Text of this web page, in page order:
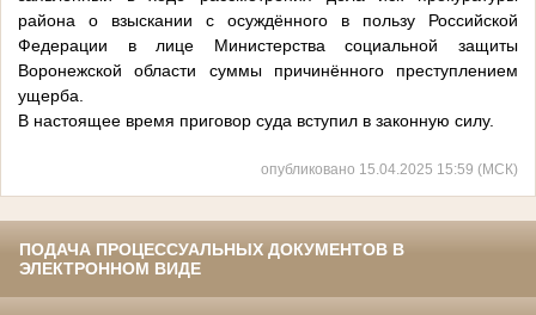
района о взыскании с осуждённого в пользу Российской
Федерации в лице Министерства социальной защиты
Воронежской области суммы причинённого преступлением
ущерба.
В настоящее время приговор суда вступил в законную силу.
опубликовано 15.04.2025 15:59 (МСК)
ПОДАЧА ПРОЦЕССУАЛЬНЫХ ДОКУМЕНТОВ В
ЭЛЕКТРОННОМ ВИДЕ